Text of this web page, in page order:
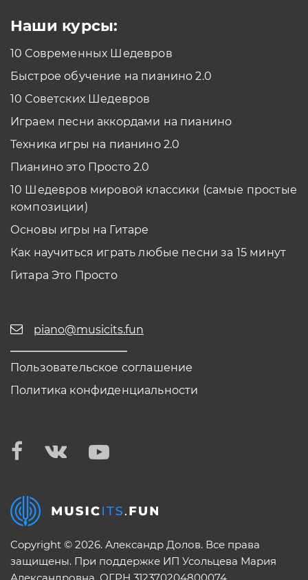
Как проходить задания в тренажерах с
помощью Планшета/телефона?
Наши курсы:
10 Современных Шедевров
Быстрое обучение на пианино 2.0
10 Советских Шедевров
Играем песни аккордами на пианино
Техника игры на пианино 2.0
Пианино это Просто 2.0
10 Шедевров мировой классики (самые простые
композиции)
Основы игры на Гитаре
Как научиться играть любые песни за 15 минут
Гитара Это Просто
piano@musicits.fun
Пользовательское соглашение
Политика конфиденциальности
Copyright © 2026. Александр Долов. Все права
защищены. При поддержке ИП Усольцева Мария